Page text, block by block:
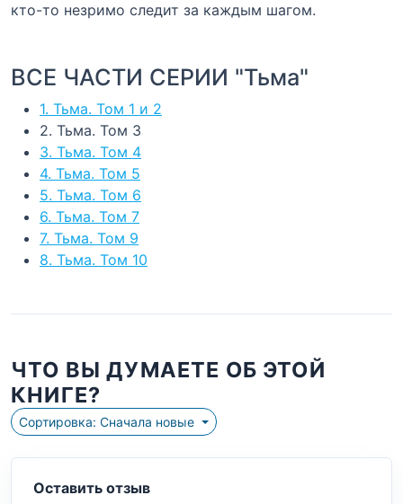
кто-то незримо следит за каждым шагом.
ВСЕ ЧАСТИ СЕРИИ "Тьма"
1. Тьма. Том 1 и 2
2. Тьма. Том 3
3. Тьма. Том 4
4. Тьма. Том 5
5. Тьма. Том 6
6. Тьма. Том 7
7. Тьма. Том 9
8. Тьма. Том 10
ЧТО ВЫ ДУМАЕТЕ ОБ ЭТОЙ
КНИГЕ?
Сортировка: Сначала новые
Оставить отзыв